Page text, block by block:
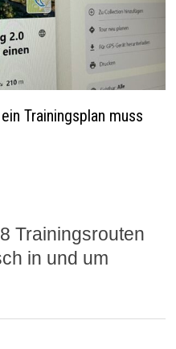
Trainingsplan muss
Trainingsrouten
in und um